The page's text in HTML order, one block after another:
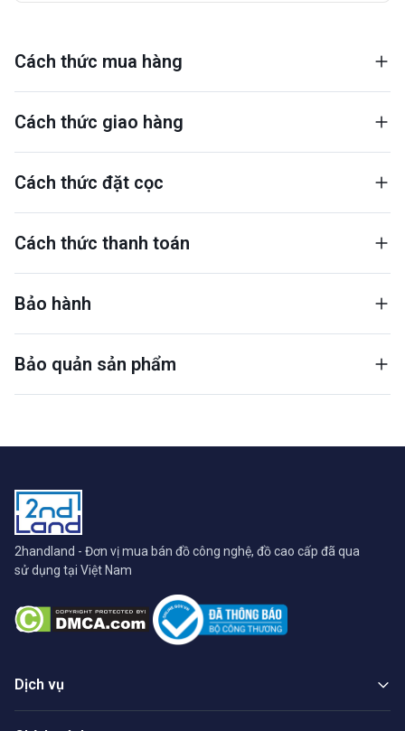
Cách thức mua hàng
Cách thức giao hàng
Cách thức đặt cọc
Cách thức thanh toán
Bảo hành
Bảo quản sản phẩm
2handland - Đơn vị mua bán đồ công nghệ, đồ cao cấp đã qua
sử dụng tại Việt Nam
Dịch vụ